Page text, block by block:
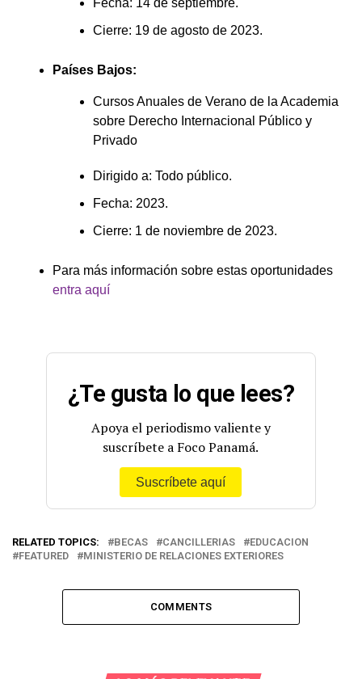
Cierre: 19 de agosto de 2023.
Países Bajos:
Cursos Anuales de Verano de la Academia
sobre Derecho Internacional Público y
Privado
Dirigido a: Todo público.
Fecha: 2023.
Cierre: 1 de noviembre de 2023.
Para más información sobre estas oportunidades
entra aquí
¿Te gusta lo que lees?
Apoya el periodismo valiente y
suscríbete a Foco Panamá.
Suscríbete aquí
RELATED TOPICS: BECAS CANCILLERIAS
EDUCACION
FEATURED
MINISTERIO DE RELACIONES EXTERIORES
COMMENTS